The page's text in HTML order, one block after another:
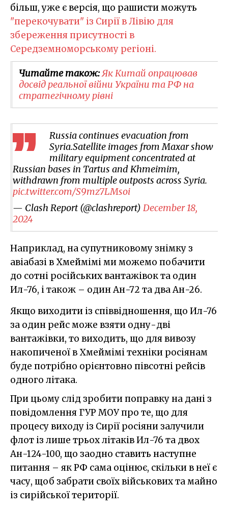
більш, уже є версія, що рашисти можуть
"перекочувати" із Сирії в Лівію для
збереження присутності в
Середземноморському регіоні.
Читайте також:Як Китай опрацював
досвід реальної війни України та РФ на
стратегічному рівні
Russia continues evacuation from
Syria.Satellite images from Maxar show
military equipment concentrated at
Russian bases in Tartus and Khmeimim,
withdrawn from multiple outposts across Syria.
pic.twitter.com/S9mz7LMsoi
— Clash Report (@clashreport) December 18,
2024
Наприклад, на супутниковому знімку з
авіабазі в Хмеймімі ми можемо побачити
до сотні російських вантажівок та один
Ил-76, і також – один Ан-72 та два Ан-26.
Якщо виходити із співвідношення, що Ил-76
за один рейс може взяти одну-дві
вантажівки, то виходить, що для вивозу
накопиченої в Хмеймімі техніки росіянам
буде потрібно орієнтовно півсотні рейсів
одного літака.
При цьому слід зробити поправку на дані з
повідомлення ГУР МОУ про те, що для
процесу виходу із Сирії росіяни залучили
флот із лише трьох літаків Ил-76 та двох
Ан-124-100, що заодно ставить наступне
питання – як РФ сама оцінює, скільки в неї є
часу, щоб забрати своїх військових та майно
із сирійської території.